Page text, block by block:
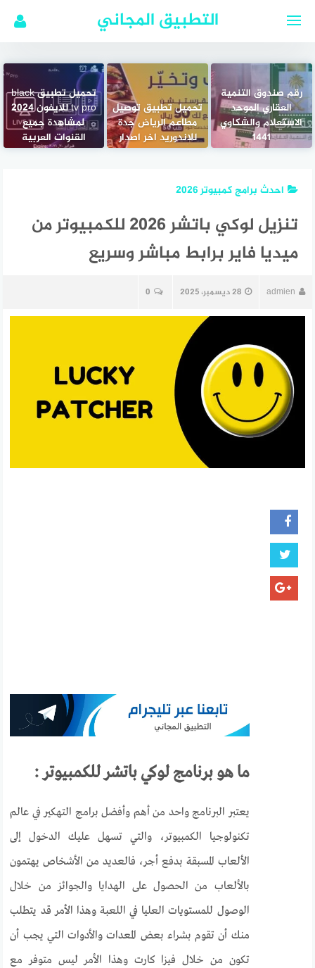
التطبيق المجاني
رقم صندوق التنمية
العقاري الموحد
الاستعلام والشكاوي
1441
تحميل تطبيق توصيل
مطاعم الرياض جدة
للاندوريد اخر اصدار
تحميل تطبيق black
tv pro للايفون 2024
لمشاهدة جميع
القنوات العربية
احدث برامج كمبيوتر 2026
تنزيل لوكي باتشر 2026 للكمبيوتر من
ميديا فاير برابط مباشر وسريع
admien 28 ديسمبر، 2025 0
ما هو برنامج لوكي باتشر للكمبيوتر :
يعتبر البرنامج واحد من أهم وأفضل برامج التهكير في عالم
تكنولوجيا الكمبيوتر، والتي تسهل عليك الدخول إلى
الألعاب المسبقة بدفع أجر، فالعديد من الأشخاص يهتمون
بالألعاب من الحصول على الهدايا والجوائز من خلال
الوصول للمستويات العليا في اللعبة وهذا الأمر قد يتطلب
منك أن تقوم بشراء بعض المعدات والأدوات التي يجب أن
تكون من خلال فيزا كارت وهذا الأمر ليس متوفر مع